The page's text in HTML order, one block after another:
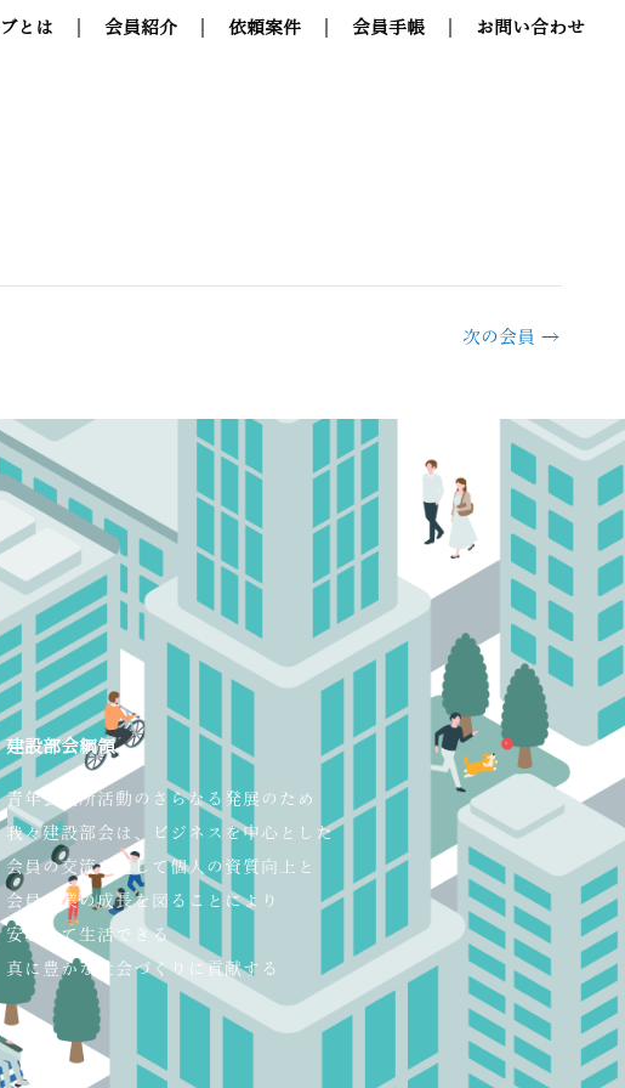
とは 会員紹介 依頼案件 会員手帳 お問い合わせ
次の会員 →
建設部会綱領
青年会議所活動のさらなる発展のため
我々建設部会は、ビジネスを中心とした
会員の交流を通して個人の資質向上と
会員企業の成長を図ることにより
安心して生活できる
真に豊かな社会づくりに貢献する